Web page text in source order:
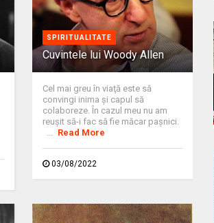
SPIRITUALITATE
Cuvintele lui Woody Allen
Cel mai greu în viaţă este să
convingi inima şi capul să
colaboreze. În cazul meu nu am
reuşit să-i fac să fie măcar paşnici.
... Read More
03/08/2022